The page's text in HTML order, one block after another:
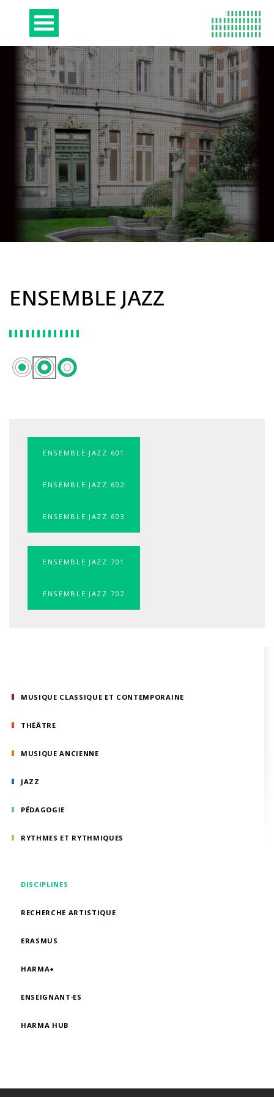
MUSIQUE CLASSIQUE ET CONTEMPORAINE
THÉÂTRE
MUSIQUE ANCIENNE
JAZZ
PÉDAGOGIE
RYTHMES ET RYTHMIQUES
DISCIPLINES
RECHERCHE ARTISTIQUE
ERASMUS
HARMA+
ENSEIGNANT·ES
HARMA HUB
ENSEMBLE JAZZ
ENSEMBLE JAZZ 601
ENSEMBLE JAZZ 602
ENSEMBLE JAZZ 603
ENSEMBLE JAZZ 701
ENSEMBLE JAZZ 702